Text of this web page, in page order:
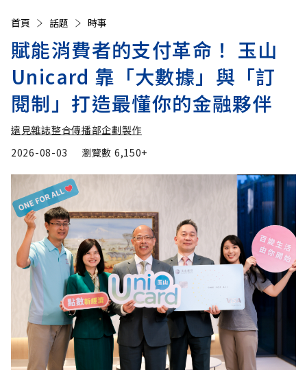
首頁 話題 時事
賦能消費者的支付革命！ 玉山
Unicard 靠「大數據」與「訂
閱制」打造最懂你的金融夥伴
遠見雜誌整合傳播部企劃製作
2026-08-03
瀏覽數 6,150+